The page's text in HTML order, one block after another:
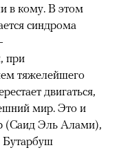
в кому. В этом
синдрома
при
тяжелейшего
двигаться,
мир. Это и
(Саид Эль Алами),